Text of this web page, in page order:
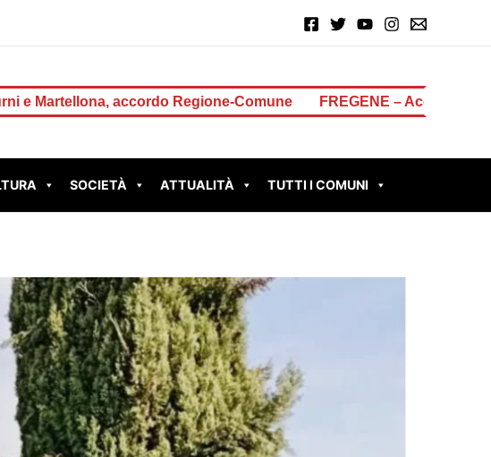
Regione-Comune FREGENE – Accoltella il padre dopo una
SOCIETÀ ATTUALITÀ TUTTI I COMUNI